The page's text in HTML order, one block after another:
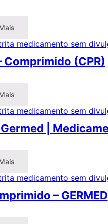
Comprimido (CPR)
|
– GERMED